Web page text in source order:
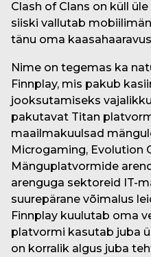
Clash of Clans on küll
siiski vallutab
tänu oma
Nime on tegemas ka
Finnplay, mis pakub
jooksutamiseks
pakutavat Titan
maailmakuulsad
Microgaming, Evolution
Mänguplatvormide
arenguga sektoreid IT-
suurepärane võimalus
Finnplay kuulutab oma
platvormi kasutab juba
on korralik algus juba